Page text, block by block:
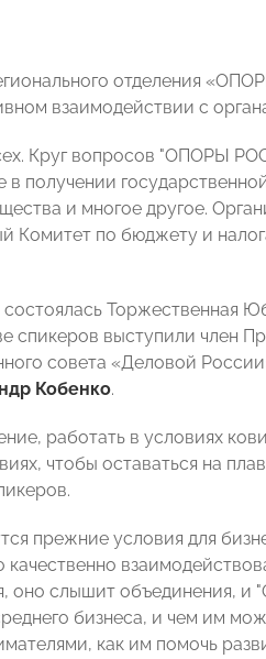
отделения
взаимодействии с
Круг вопросов "ОПОРЫ
получении
и многое другое.
Комитет по бюджету и
Торжественная
спикеров выступили
совета «Деловой
Кобенко.
работать в условиях
чтобы оставаться на
прежние условия для
оно слышит объединения,
бизнеса, и чем им
как им помочь